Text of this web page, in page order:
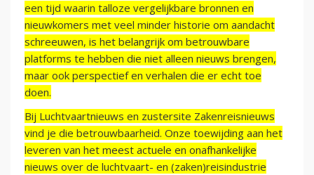
een tijd waarin talloze vergelijkbare bronnen en
nieuwkomers met veel minder historie om aandacht
schreeuwen, is het belangrijk om betrouwbare
platforms te hebben die niet alleen nieuws brengen,
maar ook perspectief en verhalen die er echt toe
doen.
Bij Luchtvaartnieuws en zustersite Zakenreisnieuws
vind je die betrouwbaarheid. Onze toewijding aan het
leveren van het meest actuele en onafhankelijke
nieuws over de luchtvaart- en (zaken)reisindustrie